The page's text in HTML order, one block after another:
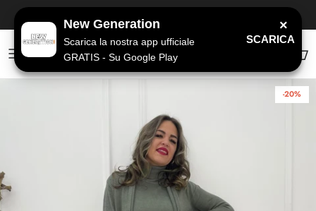
×
New Generation
Scarica la nostra app ufficiale
GRATIS - Su Google Play
SCARICA
Passa ai contenuti
Account
-20%